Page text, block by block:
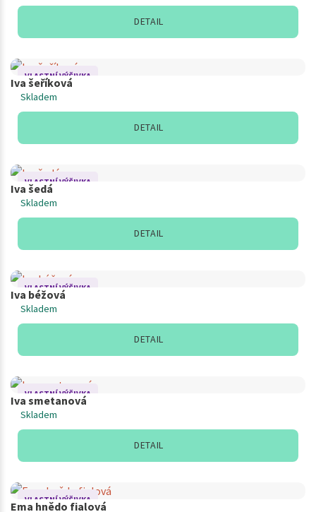
DETAIL
VLASTNÍ VÝŠIVKA
Iva šeříková
Skladem
DETAIL
VLASTNÍ VÝŠIVKA
Iva šedá
Skladem
DETAIL
VLASTNÍ VÝŠIVKA
Iva béžová
Skladem
DETAIL
VLASTNÍ VÝŠIVKA
Iva smetanová
Skladem
DETAIL
VLASTNÍ VÝŠIVKA
Ema hnědo fialová